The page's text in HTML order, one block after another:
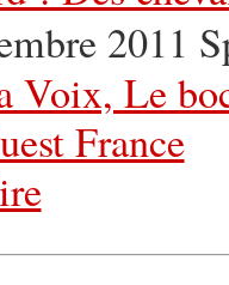
2011
Voix, Le
France